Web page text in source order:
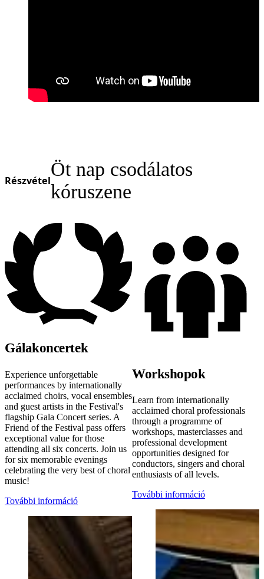
Részvétel
Öt nap csodálatos
kóruszene
Gálakoncertek
Experience unforgettable
performances by internationally
acclaimed choirs, vocal ensembles
and guest artists in the Festival's
flagship Gala Concert series. A
Friend of the Festival pass offers
exceptional value for those
attending all six concerts. Join us
for six memorable evenings
celebrating the very best of choral
music!
További információ
Workshopok
Learn from internationally
acclaimed choral professionals
through a programme of
workshops, masterclasses and
professional development
opportunities designed for
conductors, singers and choral
enthusiasts of all levels.
További információ